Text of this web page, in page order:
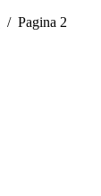
/ Pagina 2